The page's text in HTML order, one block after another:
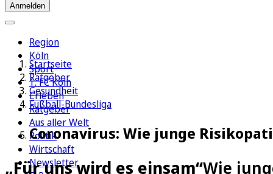
Anmelden
Region
Köln
Sport
1. FC Köln
Erleben
Ratgeber
Aus aller Welt
Politik
Wirtschaft
Newsletter
Startseite
Ratgeber
Gesundheit
Fußball-Bundesliga
Coronavirus: Wie junge
„Für uns wird es einsam“Wie